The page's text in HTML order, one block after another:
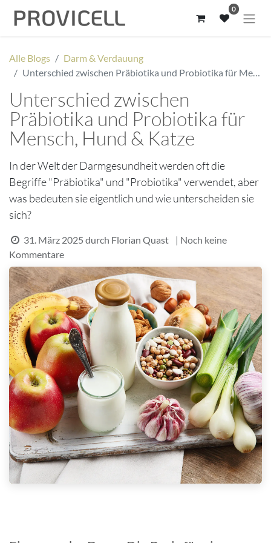
0
Alle Blogs
Darm & Verdauung
Unterschied zwischen Präbiotika und Probiotika für Mensch, Hund & Katze
Unterschied zwischen
Präbiotika und Probiotika für
Mensch, Hund & Katze
In der Welt der Darmgesundheit werden oft die
Begriffe "Präbiotika" und "Probiotika" verwendet, aber
was bedeuten sie eigentlich und wie unterscheiden sie
sich?
31. März 2025 durch Florian Quast
| Noch keine
Kommentare